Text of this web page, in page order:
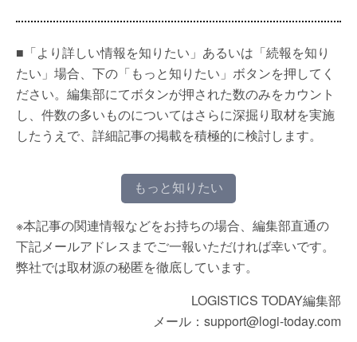
■「より詳しい情報を知りたい」あるいは「続報を知り
たい」場合、下の「もっと知りたい」ボタンを押してく
ださい。編集部にてボタンが押された数のみをカウント
し、件数の多いものについてはさらに深掘り取材を実施
したうえで、詳細記事の掲載を積極的に検討します。
もっと知りたい
※本記事の関連情報などをお持ちの場合、編集部直通の
下記メールアドレスまでご一報いただければ幸いです。
弊社では取材源の秘匿を徹底しています。
LOGISTICS TODAY編集部
メール：support@logi-today.com